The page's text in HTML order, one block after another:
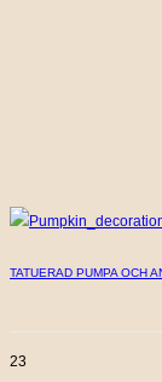
TATUERAD PUMPA OCH
23